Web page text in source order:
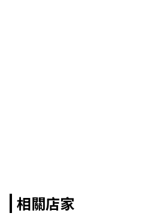
相關店家